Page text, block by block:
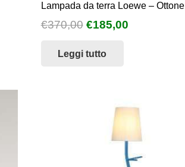
Lampada da terra Loewe – Ottone
€370,00 Il
originale
€185,00Il
Leggi tutto